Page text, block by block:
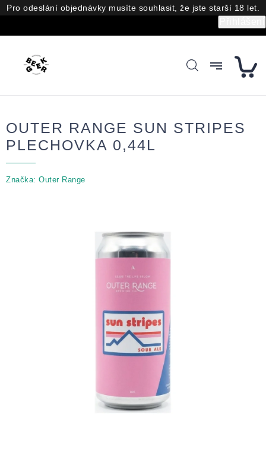
Přejít
na
Pro odeslání objednávky musíte souhlasit, že jste starší 18 let.
OUTER RANGE SUN STRIPES
PLECHOVKA 0,44L
Značka: Outer Range